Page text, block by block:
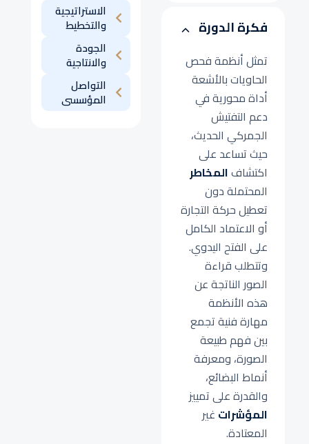
الاستراتيجية
والتخطيط
الجودة
والانتاجية
التواصل
المؤسسى
فكرة الدورة
تمثل أنظمة فحص
الحاويات بالأشعة
أداة محورية في
دعم التفتيش
الجمركي الحديث،
حيث تساعد على
اكتشافالمخاطر
المحتملة دون
تعطيل حركة التجارة
أو الاعتماد الكامل
على الفتح اليدوي.
وتتطلب قراءة
الصور الناتجة عن
هذه الأنظمة
مهارة فنية تجمع
بين فهم طبيعة
الصورة، ومعرفة
أنماط البضائع،
والقدرة على تمييز
المؤشرات غير
المعتادة.